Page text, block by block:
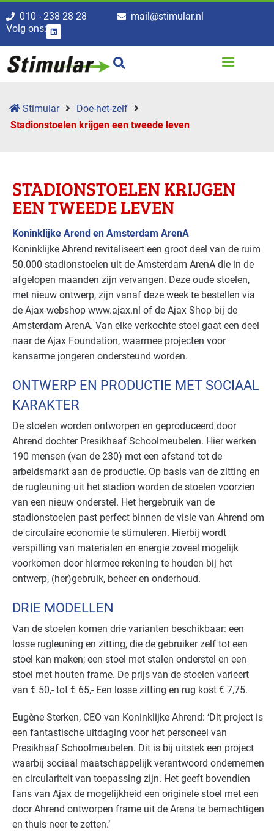
010 - 238 28 28
mail@stimular.nl
Volg ons:
Stimular
Doe-het-zelf
Stadionstoelen krijgen een tweede leven
STADIONSTOELEN KRIJGEN
EEN TWEEDE LEVEN
Koninklijke Arend en Amsterdam ArenA
Koninklijke Ahrend revitaliseert een groot deel van de ruim
50.000 stadionstoelen uit de Amsterdam ArenA die in de
afgelopen maanden zijn vervangen. Deze oude stoelen,
met nieuw ontwerp, zijn vanaf deze week te bestellen via
de Ajax-webshop www.ajax.nl of de Ajax Shop bij de
Amsterdam ArenA. Van elke verkochte stoel gaat een deel
naar de Ajax Foundation, waarmee projecten voor
kansarme jongeren ondersteund worden.
ONTWERP EN PRODUCTIE MET SOCIAAL
KARAKTER
De stoelen worden ontworpen en geproduceerd door
Ahrend dochter Presikhaaf Schoolmeubelen. Hier werken
190 mensen (van de 230) met een afstand tot de
arbeidsmarkt aan de productie. Op basis van de zitting en
de rugleuning uit het stadion worden de stoelen voorzien
van een nieuw onderstel. Het hergebruik van de
stadionstoelen past perfect binnen de visie van Ahrend om
de circulaire economie te stimuleren. Hierbij wordt
verspilling van materialen en energie zoveel mogelijk
voorkomen door hiermee rekening te houden bij het
ontwerp, (her)gebruik, beheer en onderhoud.
DRIE MODELLEN
Van de stoelen komen drie varianten beschikbaar: een
losse rugleuning en zitting, die de gebruiker zelf tot een
stoel kan maken; een stoel met stalen onderstel en een
stoel met houten frame. De prijs van de stoelen varieert
van € 50,- tot € 65,- Een losse zitting en rug kost € 7,75.
Eugène Sterken, CEO van Koninklijke Ahrend: ‘Dit project is
een fantastische uitdaging voor het personeel van
Presikhaaf Schoolmeubelen. Dit is bij uitstek een project
waarbij sociaal maatschappelijk verantwoord ondernemen
en circulariteit van toepassing zijn. Het geeft bovendien
fans van Ajax de mogelijkheid een originele stoel met een
door Ahrend ontworpen frame uit de Arena te bemachtigen
en thuis neer te zetten.’